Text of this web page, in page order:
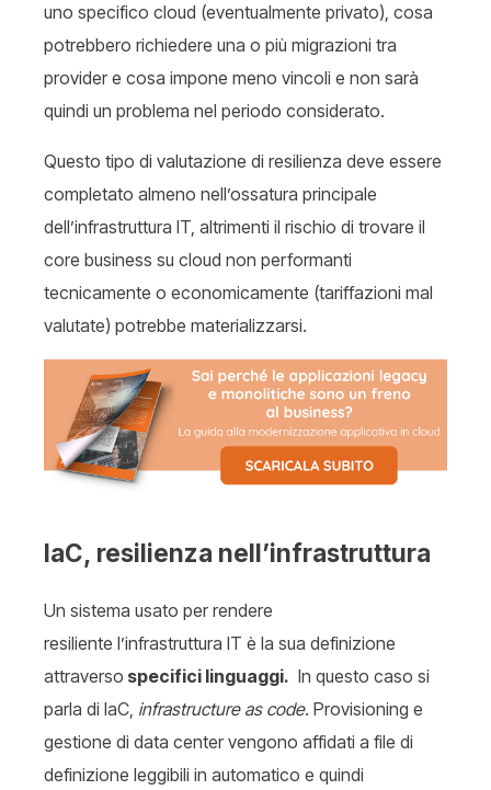
uno specifico cloud (eventualmente privato), cosa
potrebbero richiedere una o più migrazioni tra
provider e cosa impone meno vincoli e non sarà
quindi un problema nel periodo considerato.
Questo tipo di valutazione di resilienza deve essere
completato almeno nell’ossatura principale
dell’infrastruttura IT, altrimenti il rischio di trovare il
core business su cloud non performanti
tecnicamente o economicamente (tariffazioni mal
valutate) potrebbe materializzarsi.
IaC, resilienza nell’infrastruttura
Un sistema usato per rendere
resiliente l’infrastruttura IT è la sua definizione
attraverso specifici linguaggi. In questo caso si
parla di IaC, infrastructure as code. Provisioning e
gestione di data center vengono affidati a file di
definizione leggibili in automatico e quindi